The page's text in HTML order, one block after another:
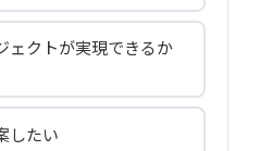
ェクトが実現できるか
したい